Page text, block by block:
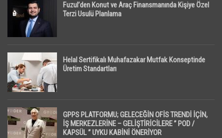
Fuzul’den Konut ve Araç Finansmanında Kişiye Özel
Terzi Usulü Planlama
Helal Sertifikalı Muhafazakar Mutfak Konseptinde
Üretim Standartları
GPPS PLATFORMU; GELECEĞİN OFİS TRENDİ İÇİN,
İŞ MERKEZLERİNE – GELİŞTİRİCİLERE ” POD /
KAPSÜL ” UYKU KABİNİ ÖNERİYOR